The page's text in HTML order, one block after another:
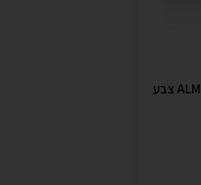
פילמנט איכותי מסוג +PLA מבית ALMA צבע